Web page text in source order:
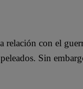
relación con el
Sin